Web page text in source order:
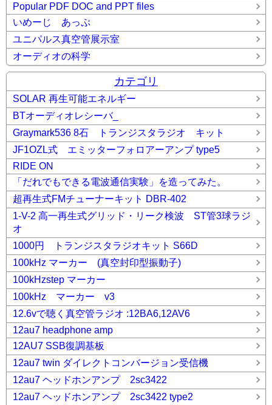
Popular PDF DOC and PPT files
いめーじ あっぷ
ユニパルス真空管展示室
オーディオの科学
カテゴリ
SOLAR 再生可能エネルギー
BTオーディオレシーバ_
Graymark536 8石 トランジスタラジオ キット
JF1OZL式 エミッターフォロアーアンプ type5
RIDE ON
「だれでもできる電波通信実験」を造ってみた。
超再生式FMチューナーキット DBR-402
1-V-2 高一再生式グリッド・リーク検波 ST管3球ラジ
オ
1000円 トランジスタラジオキット S66D
100kHz マーカー (真空封印型振動子)
100kHzstep マーカー
100kHz マーカー v3
12.6vで聴く真空管ラジオ :12BA6,12AV6
12au7 headphone amp
12AU7 SSB復調基板
12au7 twin ダイレクトコンバージョン受信機
12au7 ヘッドホンアンプ 2sc3422
12au7 ヘッドホンアンプ 2sc3422 type2